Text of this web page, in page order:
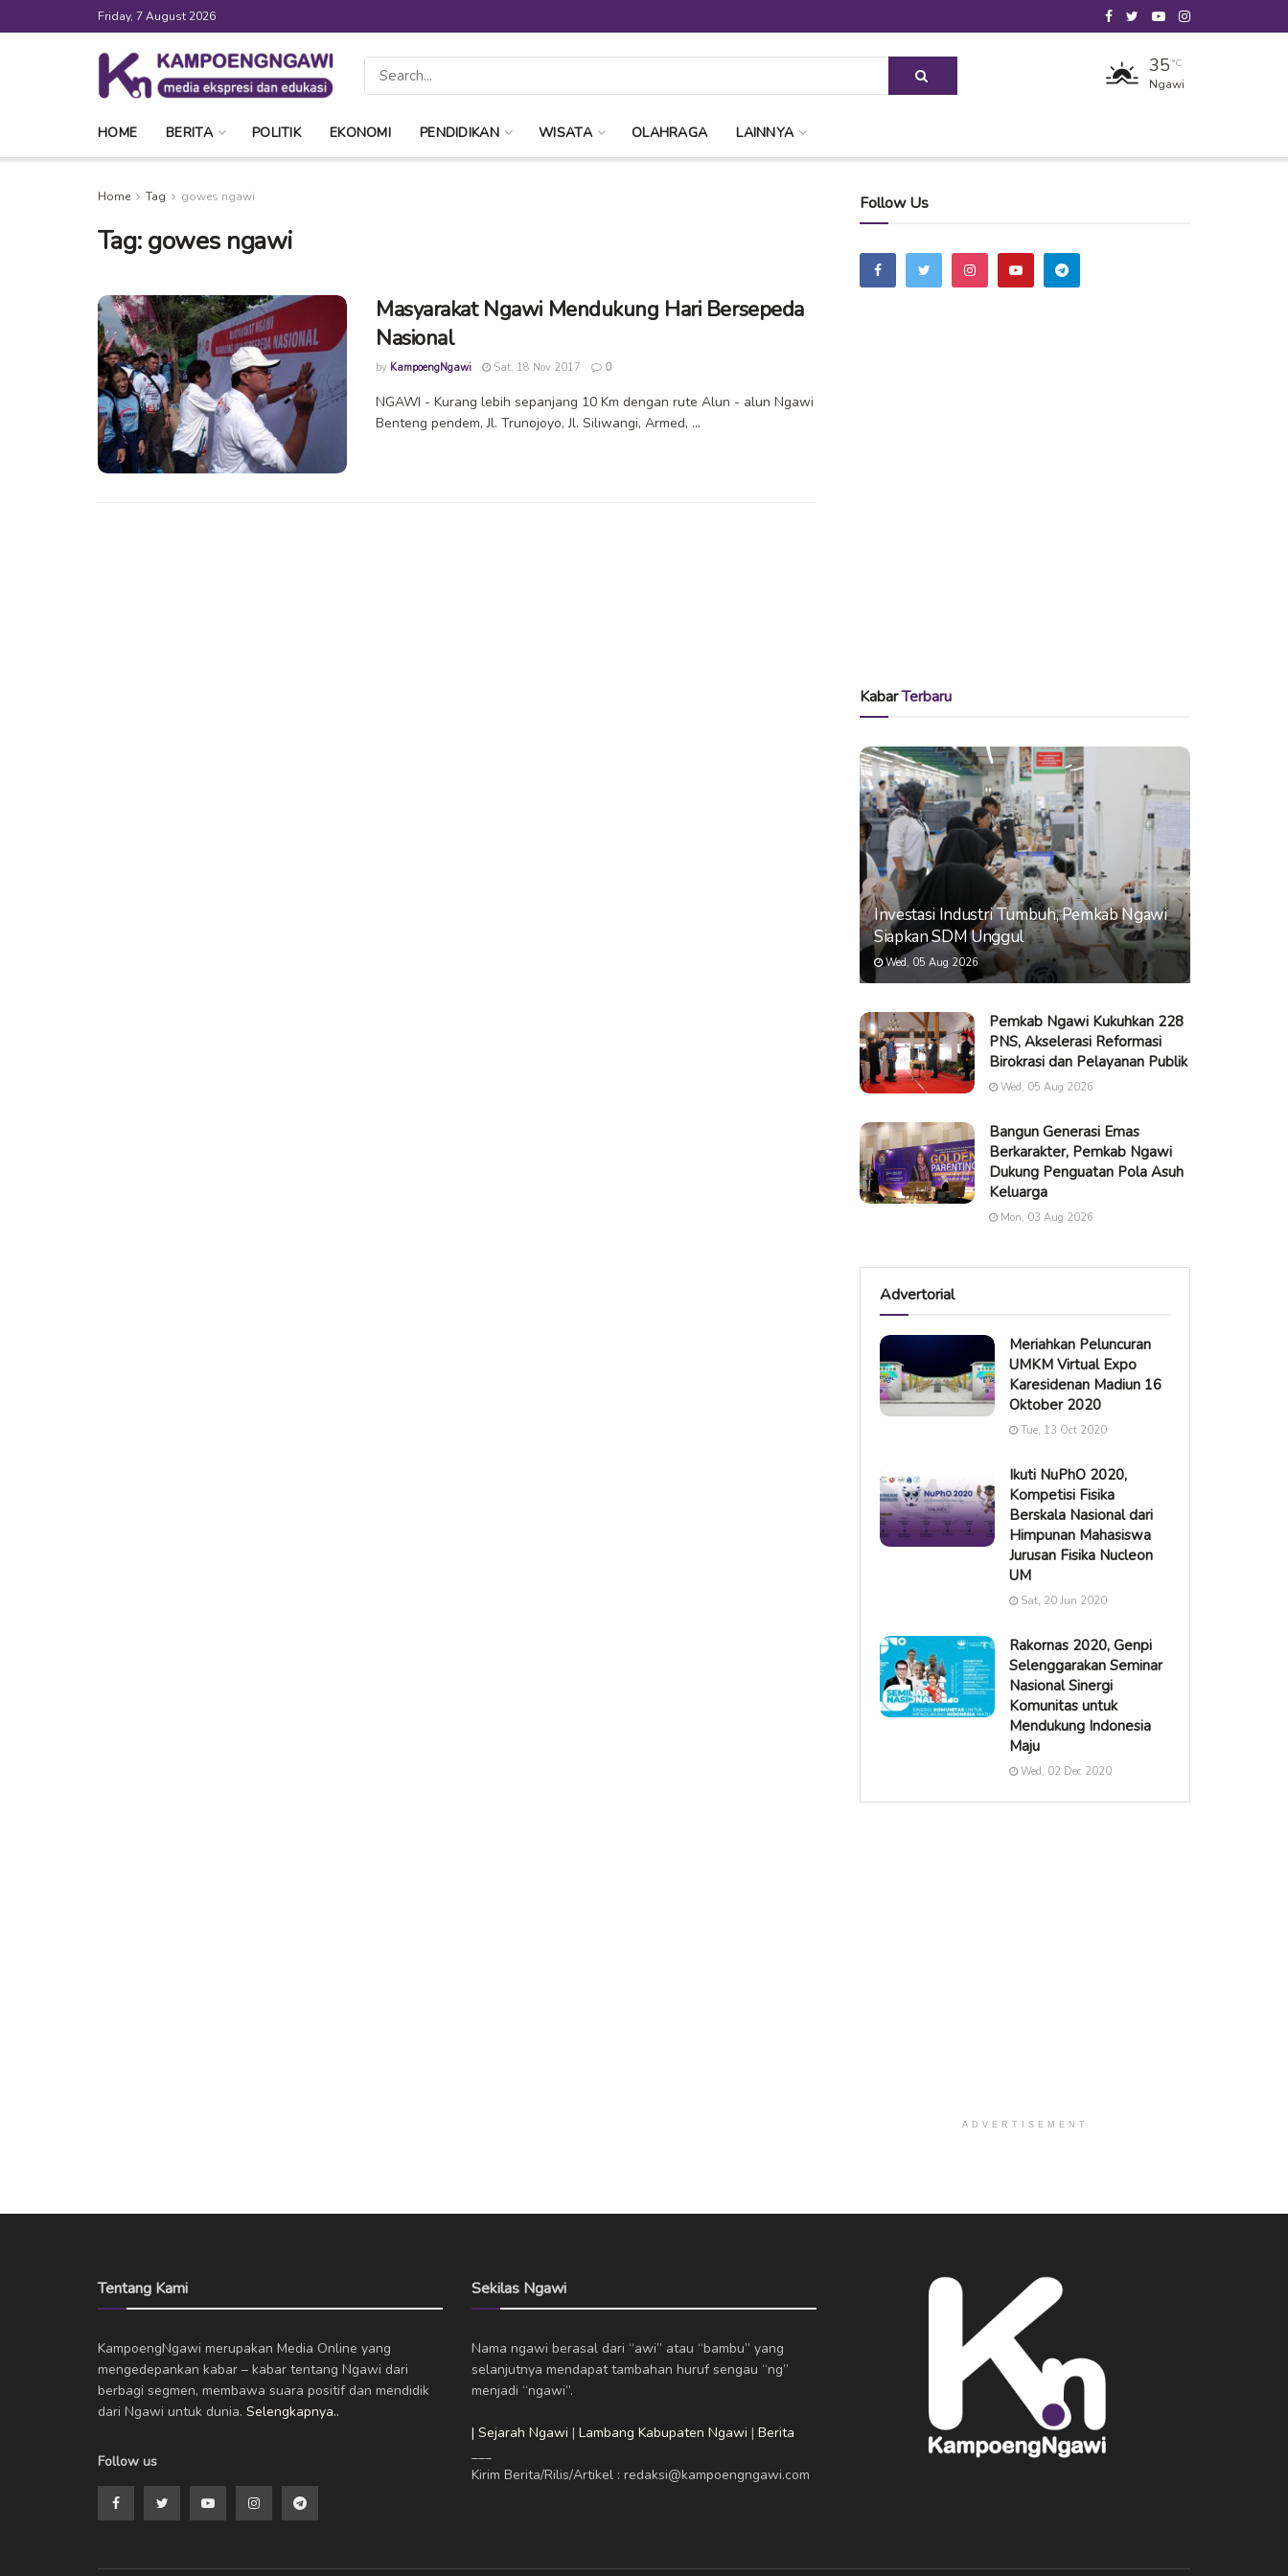
Friday, 7 August 2026
35 °C
Ngawi
HOME BERITA POLITIK EKONOMI PENDIDIKAN WISATA OLAHRAGA LAINNYA
Home Tag gowes ngawi
Tag: gowes ngawi
Masyarakat Ngawi Mendukung Hari Bersepeda
Nasional
by KampoengNgawi Sat, 18 Nov 2017 0
NGAWI - Kurang lebih sepanjang 10 Km dengan rute Alun - alun Ngawi
Benteng pendem, Jl. Trunojoyo, Jl. Siliwangi, Armed, ...
Follow Us
KabarTerbaru
Investasi Industri Tumbuh, Pemkab Ngawi
Siapkan SDM Unggul
Wed, 05 Aug 2026
Pemkab Ngawi Kukuhkan 228
PNS, Akselerasi Reformasi
Birokrasi dan Pelayanan Publik
Wed, 05 Aug 2026
Bangun Generasi Emas
Berkarakter, Pemkab Ngawi
Dukung Penguatan Pola Asuh
Keluarga
Mon, 03 Aug 2026
Advertorial
Meriahkan Peluncuran
UMKM Virtual Expo
Karesidenan Madiun 16
Oktober 2020
Tue, 13 Oct 2020
Ikuti NuPhO 2020,
Kompetisi Fisika
Berskala Nasional dari
Himpunan Mahasiswa
Jurusan Fisika Nucleon
UM
Sat, 20 Jun 2020
Rakornas 2020, Genpi
Selenggarakan Seminar
Nasional Sinergi
Komunitas untuk
Mendukung Indonesia
Maju
Wed, 02 Dec 2020
ADVERTISEMENT
Tentang Kami
KampoengNgawi merupakan Media Online yang
mengedepankan kabar – kabar tentang Ngawi dari
berbagi segmen, membawa suara positif dan mendidik
dari Ngawi untuk dunia. Selengkapnya..
Follow us
Sekilas Ngawi
Nama ngawi berasal dari “awi” atau “bambu” yang
selanjutnya mendapat tambahan huruf sengau “ng”
menjadi “ngawi”.
| Sejarah Ngawi | Lambang Kabupaten Ngawi | Berita
Kirim Berita/Rilis/Artikel : redaksi@kampoengngawi.com